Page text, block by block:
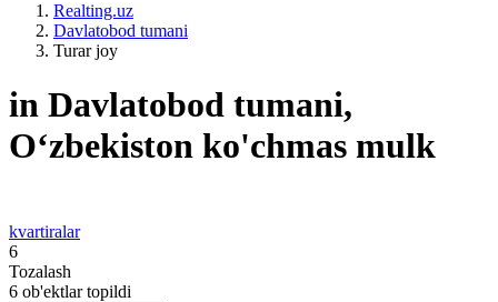
Realting.uz
Davlatobod tumani
Turar joy
in Davlatobod tumani,
Oʻzbekiston ko'chmas mulk
kvartiralar
6
Tozalash
6 ob'ektlar topildi